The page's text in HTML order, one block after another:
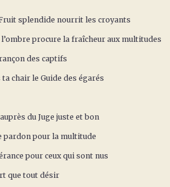
splendide nourrit les croyants
procure la fraîcheur aux multitudes
des captifs
chair le Guide des égarés
du Juge juste et bon
pardon pour la multitude
pour ceux qui sont nus
que tout désir